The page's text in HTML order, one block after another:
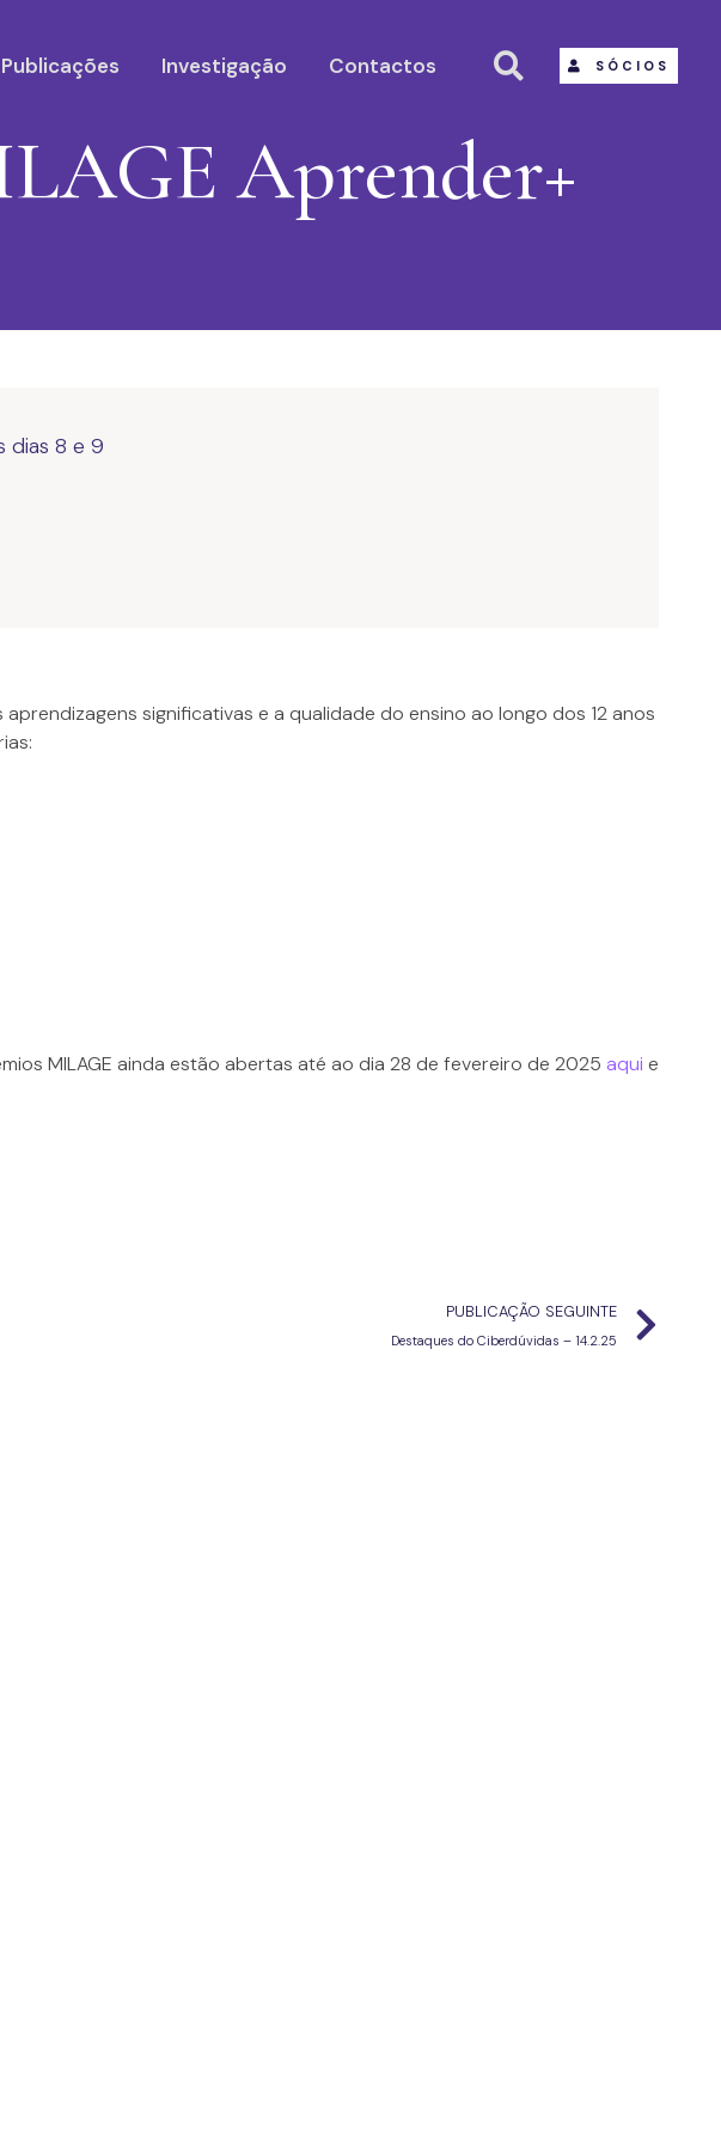
Publicações Investigação Contactos SÓCIOS
Aprender+
dias 8 e 9
significativas e a qualidade do ensino ao longo dos 12 anos
MILAGE ainda estão abertas até ao dia 28 de fevereiro de 2025 aqui e
PUBLICAÇÃO SEGUINTE
Destaques do Ciberdúvidas – 14.2.25